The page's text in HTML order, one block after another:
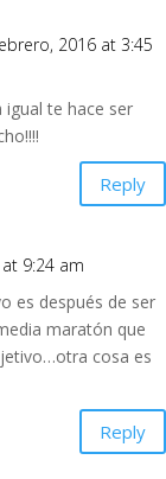
2016 at 3:45
igual te hace ser
Reply
9:24 am
es después de ser
maratón que
cosa es
Reply